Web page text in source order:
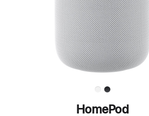
HomePod<
HomePod